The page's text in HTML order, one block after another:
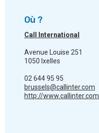
Où ?
Call International
Avenue Louise 251
1050 Ixelles
02 644 95 95
brussels@callinter.com
http://www.callinter.com